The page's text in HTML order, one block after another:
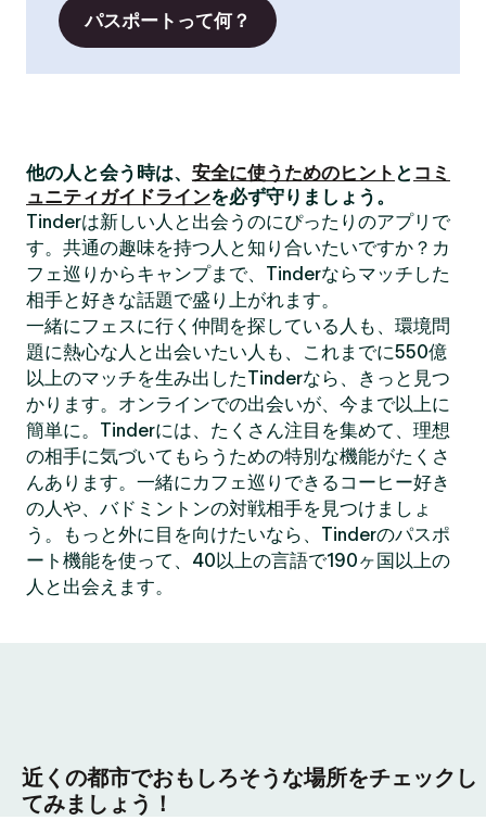
パスポートって何？
他の人と会う時は、 安全に使うためのヒント と コミ
ュニティガイドラインを必ず守りましょう。
Tinderは新しい人と出会うのにぴったりのアプリで
す。共通の趣味を持つ人と知り合いたいですか？カ
フェ巡りからキャンプまで、Tinderならマッチした
相手と好きな話題で盛り上がれます。
一緒にフェスに行く仲間を探している人も、環境問
題に熱心な人と出会いたい人も、これまでに550億
以上のマッチを生み出したTinderなら、きっと見つ
かります。オンラインでの出会いが、今まで以上に
簡単に。Tinderには、たくさん注目を集めて、理想
の相手に気づいてもらうための特別な機能がたくさ
んあります。一緒にカフェ巡りできるコーヒー好き
の人や、バドミントンの対戦相手を見つけましょ
う。もっと外に目を向けたいなら、Tinderのパスポ
ート機能を使って、40以上の言語で190ヶ国以上の
人と出会えます。
近くの都市でおもしろそうな場所をチェックし
てみましょう！